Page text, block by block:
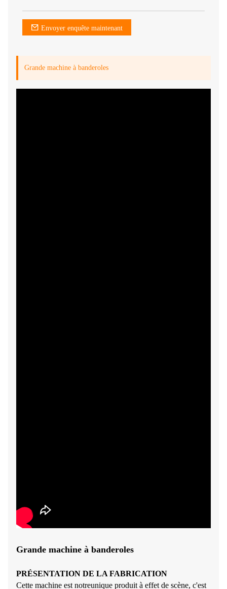
Envoyer enquête maintenant
Grande machine à banderoles
Grande machine à banderoles
PRÉSENTATION DE LA FABRICATION
Cette machine est notreunique produit à effet de scène, c'est